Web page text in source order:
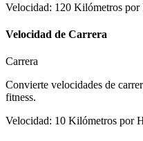
Velocidad: 120 Kilómetros por
Velocidad de Carrera
Carrera
Convierte velocidades de
fitness.
Velocidad: 10 Kilómetros por